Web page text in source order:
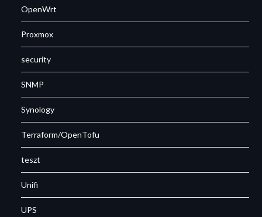
OpenWrt
Proxmox
security
SNMP
Synology
Terraform/OpenTofu
teszt
Unifi
UPS